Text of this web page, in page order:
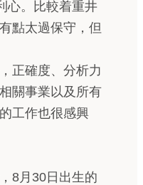
心。比較着重井
點太過保守，但
正確度、分析力
關事業以及所有
工作也很感興
8月30日出生的